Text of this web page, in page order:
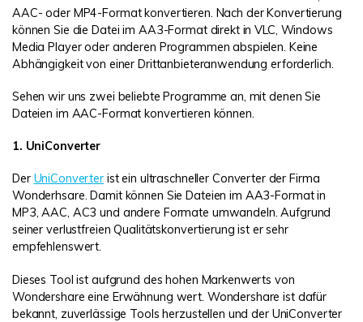
AAC- oder MP4-Format konvertieren. Nach der Konvertierung
können Sie die Datei im AA3-Format direkt in VLC, Windows
Media Player oder anderen Programmen abspielen. Keine
Abhängigkeit von einer Drittanbieteranwendung erforderlich.
Sehen wir uns zwei beliebte Programme an, mit denen Sie
Dateien im AAC-Format konvertieren können.
1. UniConverter
Der UniConverterist ein ultraschneller Converter der Firma
Wonderhsare. Damit können Sie Dateien im AA3-Format in
MP3, AAC, AC3 und andere Formate umwandeln. Aufgrund
seiner verlustfreien Qualitätskonvertierung ist er sehr
empfehlenswert.
Dieses Tool ist aufgrund des hohen Markenwerts von
Wondershare eine Erwähnung wert. Wondershare ist dafür
bekannt, zuverlässige Tools herzustellen und der UniConverter